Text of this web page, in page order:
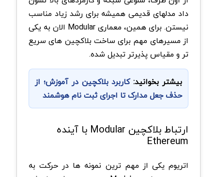
داد مدلهای قدیمی همیشه برای رشد زیاد مناسب
نیستن. برای همین، معماری Modular الان به یکی
از مسیرهای مهم برای ساخت بلاکچین های سریع
تر و مقیاس پذیرتر تبدیل شده.
بیشتر بخوانید:کاربرد بلاکچین در آموزش؛ از
حذف جعل مدارک تا اجرای ثبت نام هوشمند
ارتباط بلاکچین Modular با آینده
Ethereum
اتریوم یکی از مهم ترین نمونه ها در حرکت به